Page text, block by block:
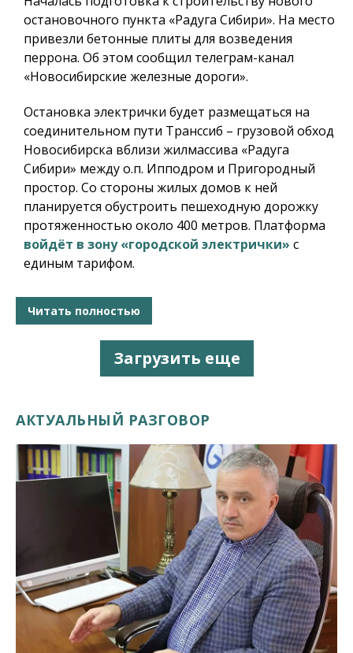
остановочного пункта «Радуга Сибири». На место
привезли бетонные плиты для возведения
перрона. Об этом сообщил телеграм-канал
«Новосибирские железные дороги».
Остановка электрички будет размещаться на
соединительном пути Транссиб – грузовой обход
Новосибирска вблизи жилмассива «Радуга
Сибири» между о.п. Ипподром и Пригородный
простор. Со стороны жилых домов к ней
планируется обустроить пешеходную дорожку
протяженностью около 400 метров. Платформа
войдёт в зону «городской электрички» с
единым тарифом.
Читать полностью
Загрузить еще
АКТУАЛЬНЫЙ РАЗГОВОР